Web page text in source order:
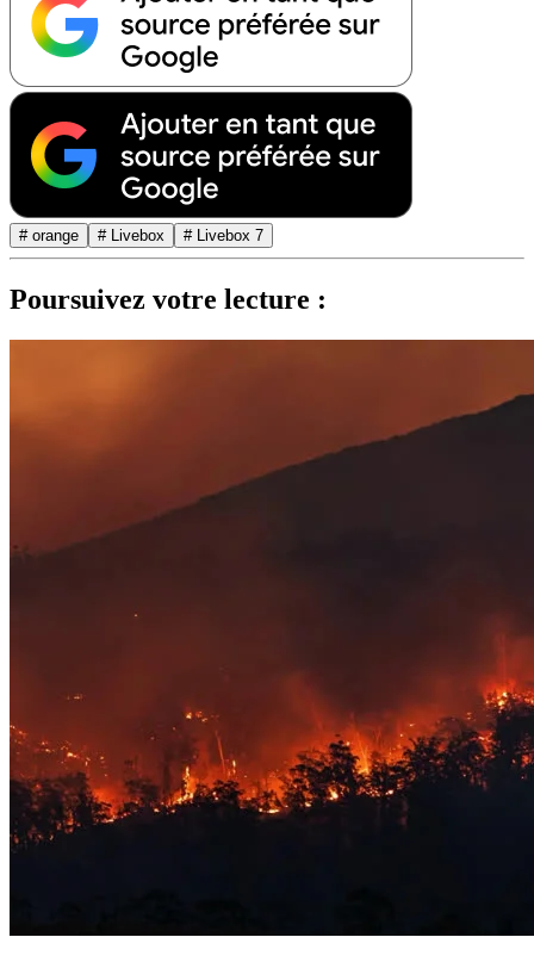
# orange # Livebox # Livebox 7
Poursuivez votre lecture :